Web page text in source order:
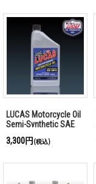
LUCAS Motorcycle Oil
Semi-Synthetic SAE
3,300円 (税込)